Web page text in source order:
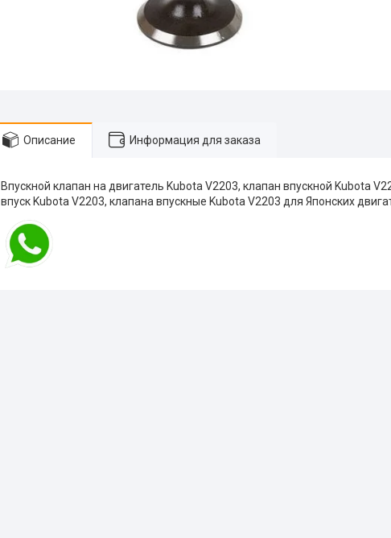
Описание Информация для заказа
Впускной клапан на двигатель Kubota V2203, клапан впускной Kubota
впуск Kubota V2203, клапана впускные Kubota V2203 для Японских